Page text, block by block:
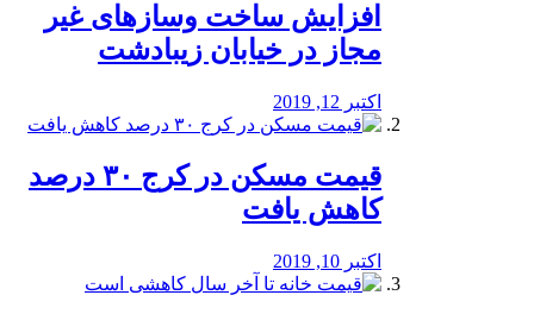
افزایش ساخت وسازهای غیر
مجاز در خیابان زیبادشت
اکتبر 12, 2019
️قیمت مسکن در کرج ۳۰ درصد
کاهش یافت
اکتبر 10, 2019